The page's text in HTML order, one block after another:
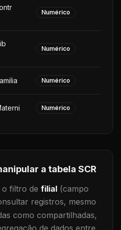
Numérico
Numérico
Numérico
Numérico
a tabela SCR
o filtro de filial (campo
registros, mesmo
como compartilhadas,
de dados entre